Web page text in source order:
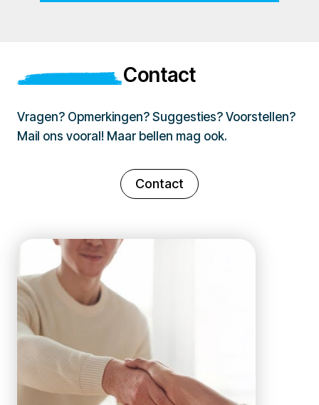
Contact
Vragen? Opmerkingen? Suggesties? Voorstellen?
Mail ons vooral! Maar bellen mag ook.
Contact